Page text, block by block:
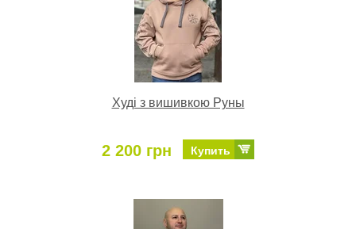
Худі з вишивкою Руны
2 200 грн Купить